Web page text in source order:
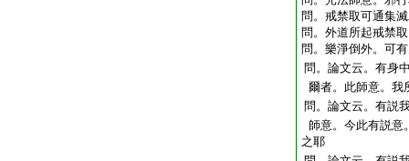
問。戒禁取可通集
問。外道所起戒禁
問。樂淨倒外。可
問。論文云。有身
爾者。此師意。我
問。論文云。有説
師意。今此有説意
之耶